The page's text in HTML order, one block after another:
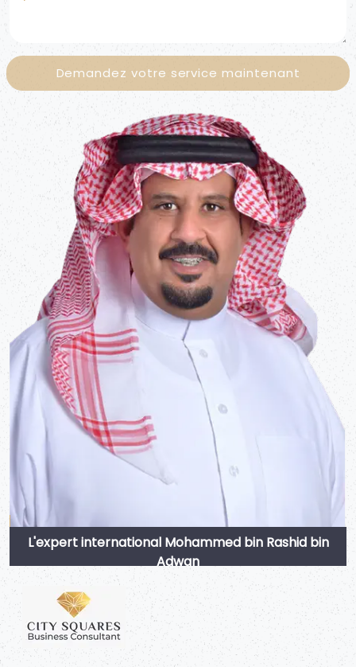
relations gouvernementales, relations publiques et
la législation saoudiennes. Leurs services
comprennent la création de sociétés étrangères,
l'accompagnement des investisseurs, la rédaction
des statuts, la facilitation de l'entrée et de la sortie de
sociétés, la modification des statuts, le transfert de
propriété, la modification des structures juridiques, les
fusions, l'enregistrement de franchises pour les
entreprises privées, publiques et internationales, les
services VIP, ainsi que la liaison et le suivi auprès des
ministères. Ils prennent également en charge toutes
les transactions pour leurs clients en Arabie saoudite
et accompagnent les investisseurs étrangers. À votre
Demandez votre service maintenant
L'expert international Mohammed bin Rashid bin
Adwan